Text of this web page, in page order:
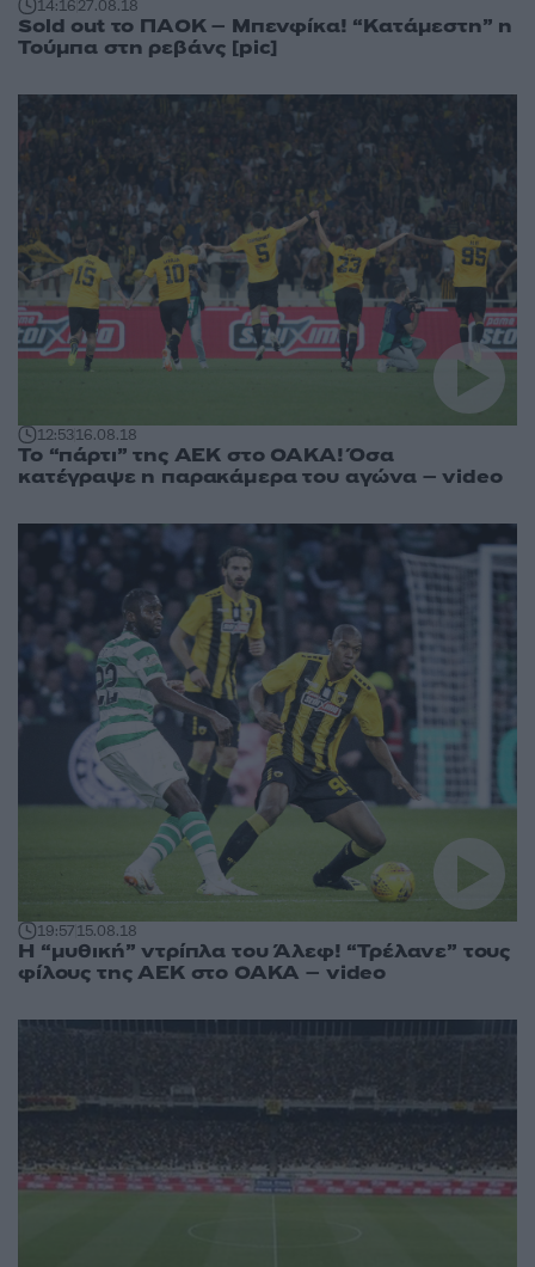
14:1627.08.18
Sold out το ΠΑΟΚ – Μπενφίκα! “Κατάμεστη” η
Τούμπα στη ρεβάνς [pic]
12:5316.08.18
Το “πάρτι” της ΑΕΚ στο ΟΑΚΑ! Όσα
κατέγραψε η παρακάμερα του αγώνα – video
19:5715.08.18
Η “μυθική” ντρίπλα του Άλεφ! “Τρέλανε” τους
φίλους της ΑΕΚ στο ΟΑΚΑ – video